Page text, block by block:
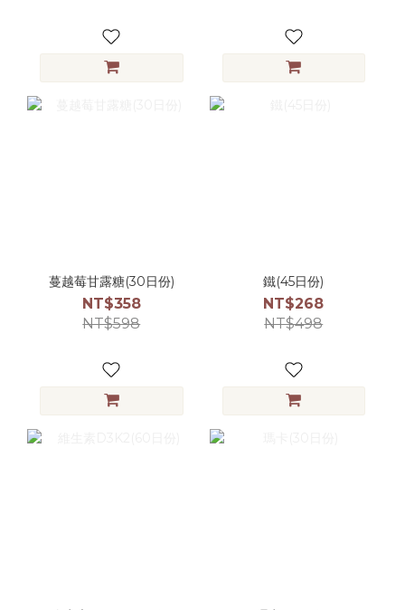
蔓越莓甘露糖(30日份)
NT$358
NT$598
鐵(45日份)
NT$268
NT$498